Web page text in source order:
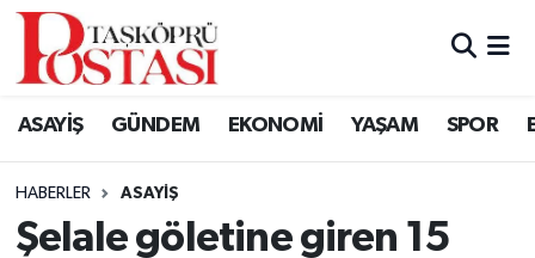
ASAYİŞ GÜNDEM EKONOMİ YAŞAM SPOR
HABERLER ASAYIŞ
Şelale göletine giren 15
Kastamonu Vefat Edenler